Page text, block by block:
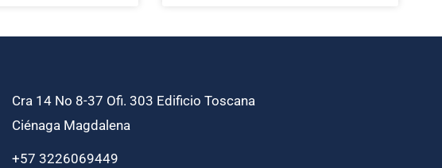
Cra 14 No 8-37 Ofi. 303 Edificio Toscana
Ciénaga Magdalena
+57 3226069449